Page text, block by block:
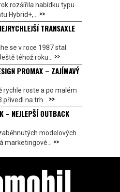
rozšířila nabídku typu
Hybrid+,... >>
TRANSAXLE
se v roce 1987 stal
téhož roku... >>
PROMAX – ZAJÍMAVÝ
rychle roste a po malém
na trh... >>
– NEJLEPŠÍ OUTBACK
modelových
marketingové... >>